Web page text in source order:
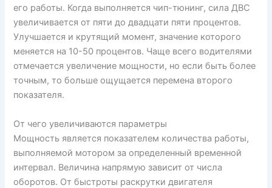
его работы. Когда выполняется чип-тюнинг, сила ДВС
увеличивается от пяти до двадцати пяти процентов.
Улучшается и крутящий момент, значение которого
меняется на 10-50 процентов. Чаще всего водителями
отмечается увеличение мощности, но если быть более
точным, то больше ощущается перемена второго
показателя.
От чего увеличиваются параметры
Мощность является показателем количества работы,
выполняемой мотором за определенный временной
интервал. Величина напрямую зависит от числа
оборотов. От быстроты раскрутки двигателя